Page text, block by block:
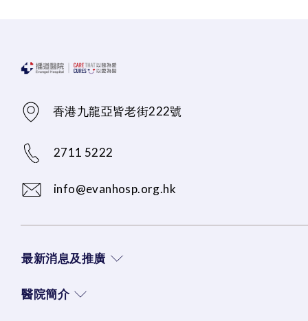
香港九龍亞皆老街222號
2711 5222
info@evanhosp.org.hk
最新消息及推廣
醫院簡介